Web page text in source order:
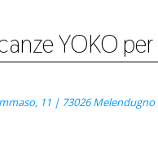
YOKO
11 | 73026